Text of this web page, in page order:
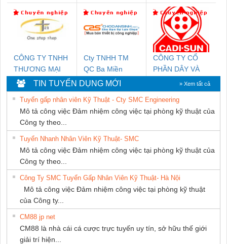
HƯNG
CÔNG TY TNHH
THƯƠNG MẠI
THIÊN ÂN VIỆT
NAM
Cty TNHH TM
QC Ba Miền
CÔNG TY CỔ
PHẦN DÂY VÀ
CÁP ĐIỆN
THƯỢNG ĐÌNH
TIN TUYỂN DỤNG MỚI » Xem tất cả
Tuyển gấp nhân viên Kỹ Thuật - Cty SMC Engineering
Mô tả công việc Đảm nhiệm công việc tại phòng kỹ thuật của
Công ty theo...
Tuyển Nhanh Nhân Viên Kỹ Thuật- SMC
Mô tả công việc Đảm nhiệm công việc tại phòng kỹ thuật của
Công ty theo...
Công Ty SMC Tuyển Gấp Nhân Viên Kỹ Thuật- Hà Nội
Mô tả công việc Đảm nhiệm công việc tại phòng kỹ thuật
của Công ty...
CM88 jp net
CM88 là nhà cái cá cược trực tuyến uy tín, sở hữu thế giới
giải trí hiện...